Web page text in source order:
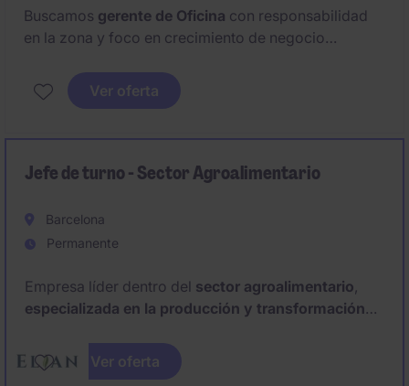
Buscamos gerente de Oficina con responsabilidad
en la zona y foco en crecimiento de negocio
asegurador
, residente en
mercado local y gestión de equipos.
Ver oferta
Jefe de turno - Sector Agroalimentario
Barcelona
Permanente
Empresa líder dentro del sector agroalimentario,
especializada en la producción y transformación
la soja , con foco en la sostenibilidad y la innovación
alimentaría, busca incorporar a un
Ver oferta